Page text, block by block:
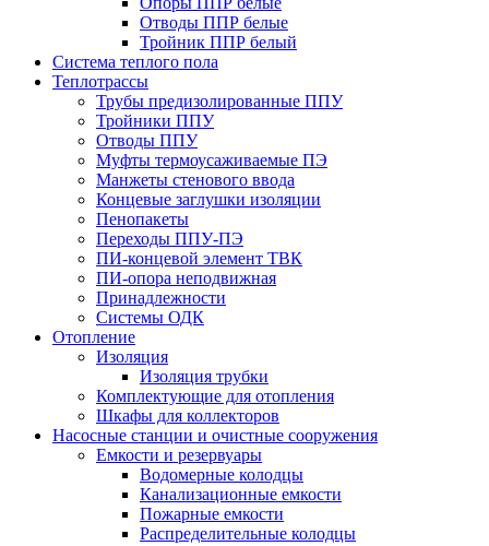
Отводы ППР белые
Тройник ППР белый
Система теплого пола
Теплотрассы
Трубы предизолированные ППУ
Тройники ППУ
Отводы ППУ
Муфты термоусаживаемые ПЭ
Манжеты стенового ввода
Концевые заглушки изоляции
Пенопакеты
Переходы ППУ-ПЭ
ПИ-концевой элемент ТВК
ПИ-опора неподвижная
Принадлежности
Системы ОДК
Отопление
Изоляция
Изоляция трубки
Комплектующие для отопления
Шкафы для коллекторов
Насосные станции и очистные сооружения
Емкости и резервуары
Водомерные колодцы
Канализационные емкости
Пожарные емкости
Распределительные колодцы